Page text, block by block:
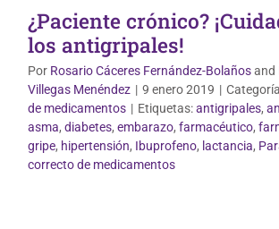
¿Paciente crónico?
los antigripales!
Por Rosario Cáceres Fernández-Bolañosand
Villegas Menéndez | 9 enero 2019 |
de medicamentos | Etiquetas:antigripales,
asma, diabetes, embarazo, farmacéutico,
gripe, hipertensión, Ibuprofeno, lactancia,
correcto de medicamentosUso correcto de medicamentos